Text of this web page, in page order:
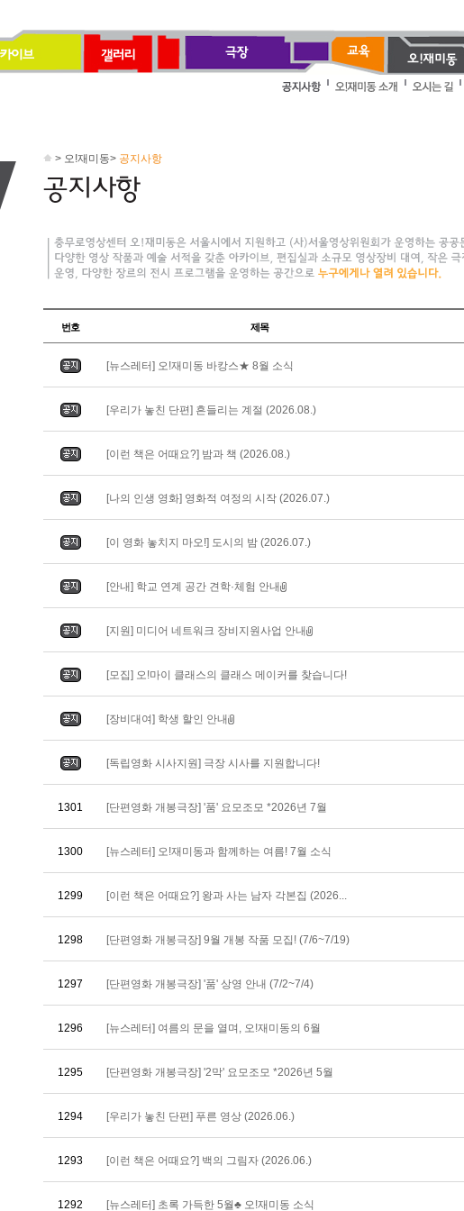
> 오!재미동> 공지사항
번호 제목
[뉴스레터] 오!재미동 바캉스★ 8월 소식
[우리가 놓친 단편] 흔들리는 계절 (2026.08.)
[이런 책은 어때요?] 밤과 책 (2026.08.)
[나의 인생 영화] 영화적 여정의 시작 (2026.07.)
[이 영화 놓치지 마오!] 도시의 밤 (2026.07.)
[안내] 학교 연계 공간 견학·체험 안내
[지원] 미디어 네트워크 장비지원사업 안내
[모집] 오!마이 클래스의 클래스 메이커를 찾습니다!
[장비대여] 학생 할인 안내
[독립영화 시사지원] 극장 시사를 지원합니다!
1301 [단편영화 개봉극장] '품' 요모조모 *2026년 7월
1300 [뉴스레터] 오!재미동과 함께하는 여름! 7월 소식
1299 [이런 책은 어때요?] 왕과 사는 남자 각본집 (2026...
1298 [단편영화 개봉극장] 9월 개봉 작품 모집! (7/6~7/19)
1297 [단편영화 개봉극장] '품' 상영 안내 (7/2~7/4)
1296 [뉴스레터] 여름의 문을 열며, 오!재미동의 6월
1295 [단편영화 개봉극장] '2막' 요모조모 *2026년 5월
1294 [우리가 놓친 단편] 푸른 영상 (2026.06.)
1293 [이런 책은 어때요?] 백의 그림자 (2026.06.)
1292 [뉴스레터] 초록 가득한 5월♣ 오!재미동 소식